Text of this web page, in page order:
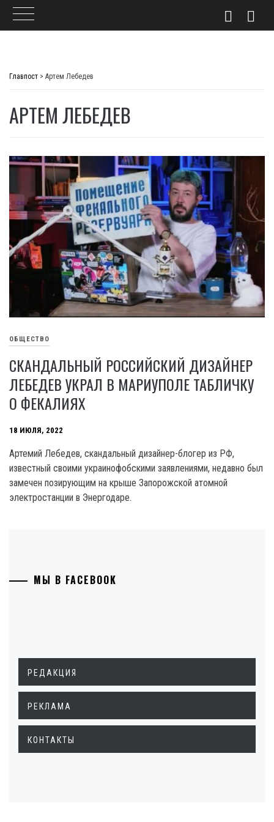
Главпост > Артем Лебедев
АРТЕМ ЛЕБЕДЕВ
ОБЩЕСТВО
СКАНДАЛЬНЫЙ РОССИЙСКИЙ ДИЗАЙНЕР
ЛЕБЕДЕВ УКРАЛ В МАРИУПОЛЕ ТАБЛИЧКУ
О ФЕКАЛИЯХ
18 ИЮЛЯ, 2022
Артемий Лебедев, скандальный дизайнер-блогер из РФ,
известный своими украинофобскими заявлениями, недавно был
замечен позирующим на крыше Запорожской атомной
электростанции в Энергодаре.
МЫ В FACEBOOK
РЕДАКЦИЯ
РЕКЛАМА
КОНТАКТЫ